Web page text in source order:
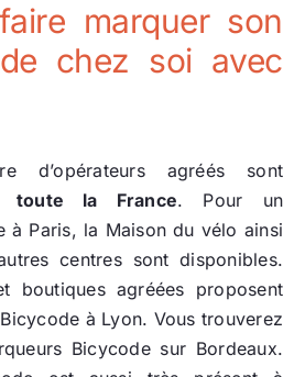
marquer son
chez soi avec
d’opérateurs agréés sont
toute la France. Pour un
à Paris, la Maison du vélo ainsi
centres sont disponibles.
boutiques agréées proposent
à Lyon. Vous trouverez
Bicycode sur Bordeaux.